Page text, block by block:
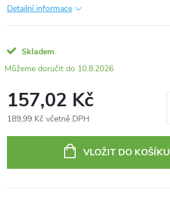
Detailní informace
Skladem
10.8.2026
157,02 Kč
189,99 Kč včetně DPH
VLOŽIT DO KOŠÍKU